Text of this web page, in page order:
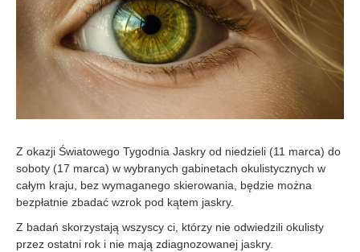
1
2
Z okazji Światowego Tygodnia Jaskry od niedzieli (11 marca) do
soboty (17 marca) w wybranych gabinetach okulistycznych w
całym kraju, bez wymaganego skierowania, będzie można
bezpłatnie zbadać wzrok pod kątem jaskry.
Z badań skorzystają wszyscy ci, którzy nie odwiedzili okulisty
przez ostatni rok i nie mają zdiagnozowanej jaskry.